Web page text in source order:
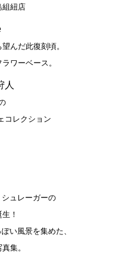
紐店
んだ此復刻頃。
ワーベース。
人
コレクション
ュレーガーの
！
い風景を集めた、
集。